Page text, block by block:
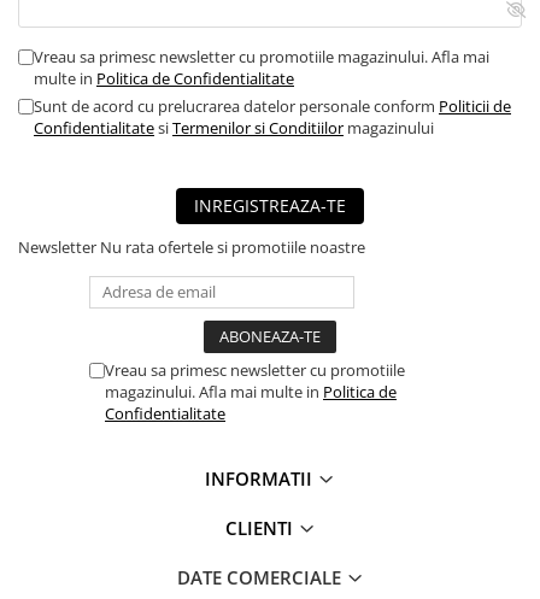
■ Mobilier service
■ Scule de mana
■ Vulcanizare
■ Vopsea spray
► Ulei motor autoturisme
■ Ulei motor RAVENOL
■ Ulei motor LIQUI MOLY
■ Ulei motor CASTROL
■ Ulei motor MOBIL
■ Ulei motor REPSOL
Vreau sa primesc newsletter cu promotiile magazinului. Afla mai
multe in Politica de Confidentialitate
Sunt de acord cu prelucrarea datelor personale conform Politicii de
ConfidentialitatesiTermenilor si Conditiilor magazinului
INREGISTREAZA-TE
Newsletter Nu rata ofertele si promotiile noastre
Vreau sa primesc newsletter cu promotiile
magazinului. Afla mai multe in Politica de
Confidentialitate
INFORMATII
CLIENTI
DATE COMERCIALE